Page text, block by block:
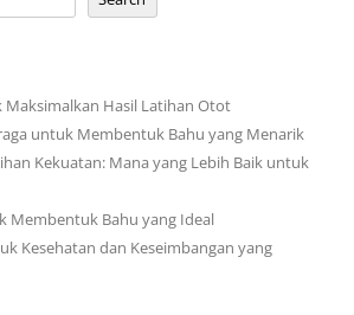
Maksimalkan Hasil Latihan Otot
untuk Membentuk Bahu yang Menarik
Kekuatan: Mana yang Lebih Baik untuk
Membentuk Bahu yang Ideal
Kesehatan dan Keseimbangan yang